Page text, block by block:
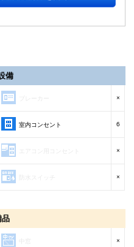
備
×
室内コンセント 6
×
×
品
×